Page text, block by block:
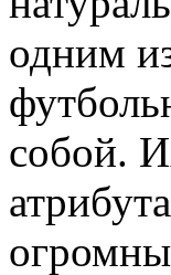
одним
собой.